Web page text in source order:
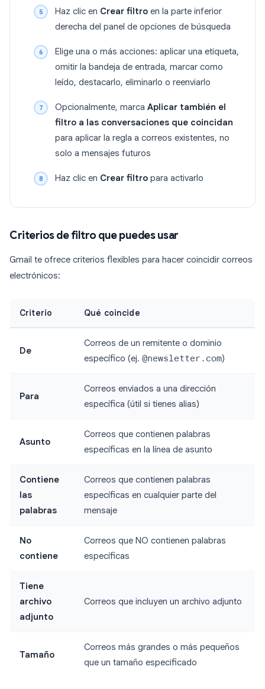
Haz clic en Crear filtro en la parte inferior
derecha del panel de opciones de búsqueda
Elige una o más acciones: aplicar una etiqueta,
omitir la bandeja de entrada, marcar como
leído, destacarlo, eliminarlo o reenviarlo
Opcionalmente, marca Aplicar también el
filtro a las conversaciones que coincidan
para aplicar la regla a correos existentes, no
solo a mensajes futuros
Haz clic en Crear filtro para activarlo
Criterios de filtro que puedes usar
Gmail te ofrece criterios flexibles para hacer coincidir correos
electrónicos:
Criterio Qué coincide
De
Correos de un remitente o dominio
específico (ej. @newsletter.com)
Para
Correos enviados a una dirección
específica (útil si tienes alias)
Asunto
Correos que contienen palabras
específicas en la línea de asunto
Contiene
las
palabras
Correos que contienen palabras
específicas en cualquier parte del
mensaje
No
contiene
Correos que NO contienen palabras
específicas
Tiene
archivo
adjunto
Correos que incluyen un archivo adjunto
Tamaño
Correos más grandes o más pequeños
que un tamaño especificado